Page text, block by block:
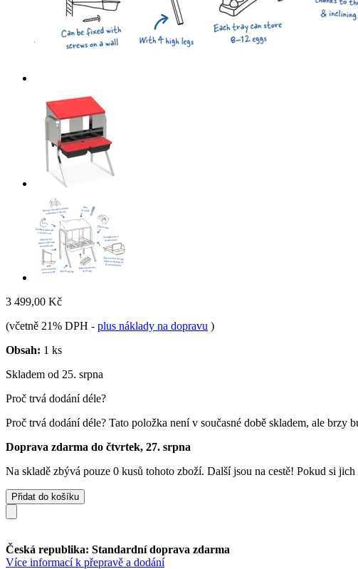
3 499,00 Kč
(včetně 21% DPH - plus náklady na dopravu )
Obsah: 1 ks
Skladem od 25. srpna
Proč trvá dodání déle?
Proč trvá dodání déle? Tato položka není v současné době skladem, ale brzy
Doprava zdarma do čtvrtek, 27. srpna
Na skladě zbývá pouze 0 kusů tohoto zboží. Další jsou na cestě! Pokud si
Přidat do košíku
Česká republika: Standardní doprava zdarma
Více informací k přepravě a dodání